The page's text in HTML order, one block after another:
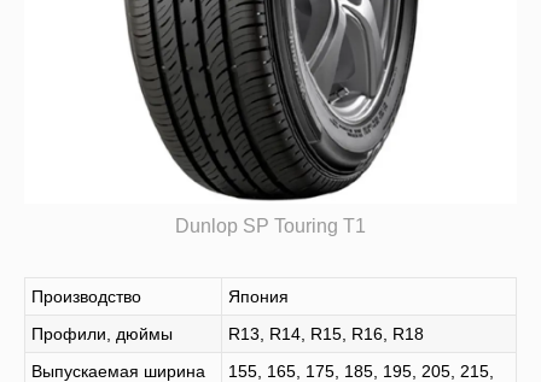
Dunlop SP Touring T1
Производство
Япония
Профили, дюймы
R13, R14, R15, R16, R18
Выпускаемая ширина
155, 165, 175, 185, 195, 205, 215,